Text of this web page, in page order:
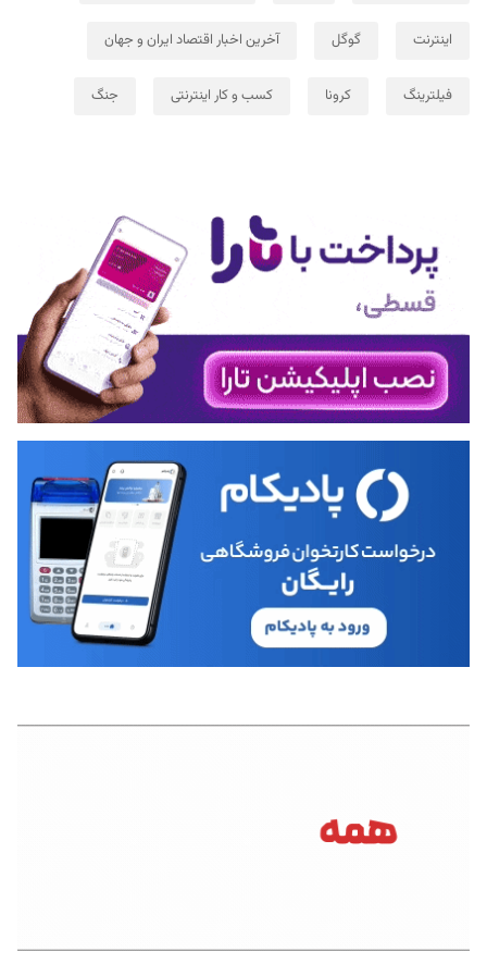
اینترنت گوگل آخرین اخبار اقتصاد ایران و جهان
فیلترینگ کرونا کسب و کار اینترنتی جنگ